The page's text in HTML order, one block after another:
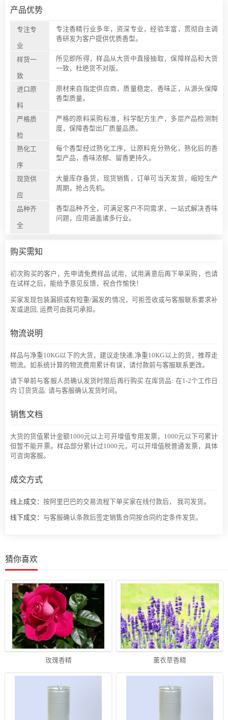
产品优势
专注专
业
专注香精行业多年，资深专业，经验丰富，贯彻自主调
香研发为客户提供优质香型。
样货一
致
所见即所得，样品从大货中直接抽取，保障样品和大货
一致，杜绝货不对版。
进口原
料
原材来自指定供应商，质量稳定，香味正，从源头保障
香型质量。
严格质
检
严格的原料采购标准，科学配方生产，多层产品检测制
度，保障香型出厂质量品质。
熟化工
序
每个香型经过熟化工序，让原料充分熟化，熟化后的香
型产品，香味浓郁、留香更持久。
现货供
应
大量库存备货，现货销售，订单可当天发货，缩短生产
周期，抢占先机。
品种齐
全
香型品种齐全，可满足客户不同需求，一站式解决香味
问题，应用涵盖诸多行业。
购买需知
初次购买的客户，先申请免费样品试用，试用满意后再下单采购，也请
在试样之后，能给予意见反馈，祝合作愉快！
买家发现包装漏损或有短重/漏发的情况，可拒签收或与客服联系要求补
发或退回, 运费可由我司承担。
物流说明
样品与净重10KG以下的大货，建议走快递;净重10KG以上的货，推荐走
物流。如系统计算的物流费用累计有误，请付款前与客服联系更改。
请下单前与客服人员确认发货时限后再行购买.在库货品: 在1-2个工作日
内 订货货品: 请与客服确认发货时间。
销售文档
大货的货值累计金额1000元以上可开增值专用发票，1000元以下可累计
但暂不能开票。样品部分累计过1000元，可以开增值税普通发票，具体
可咨询客服。
成交方式
线上成交： 按阿里巴巴的交易流程下单买家在线付款后， 我司发货。
线下成交： 与客服确认条款后签定销售合同按合同约定条件发货。
猜你喜欢
玫瑰香精 薰衣草香精